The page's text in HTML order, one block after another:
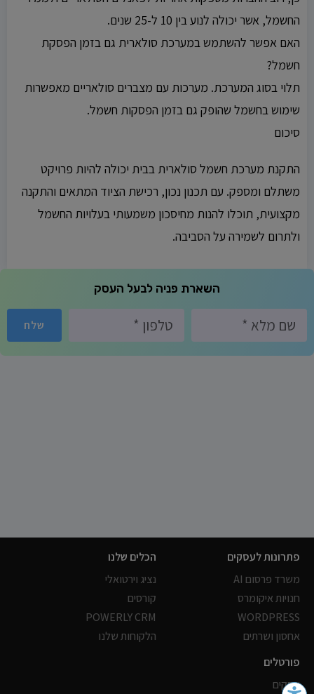
החשמל, אשר יכולה לנוע בין 10 ל-25 שנים.
האם אפשר להשתמש במערכת סולארית גם בזמן הפסקת
חשמל?
תלוי בסוג המערכת. מערכות עם מצברים סולאריים מאפשרות
שימוש בחשמל שהופק גם בזמן הפסקות חשמל.
סיכום
התקנת מערכת חשמל סולארית בבית יכולה להיות פרויקט
משתלם ומספק. עם תכנון נכון, רכישת הציוד המתאים והתקנה
מקצועית, תוכלו להנות מחיסכון משמעותי בעלויות החשמל
ולתרום לשמירה על הסביבה.
השארת פניה לבעל העסק
שלח
פתרונות לעסקים
משרד פרסום AI
חנויות איקומרס
WORDPRESS
אחסון ושרתים
הכלים שלנו
נציג וירטואלי
קורסים
POWERLY CRM
הלקוחות שלנו
פורטלים
עסקים